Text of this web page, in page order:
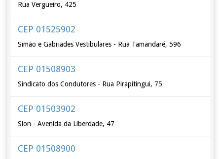
Rua Vergueiro, 425
CEP 01525902
Simão e Gabriades Vestibulares - Rua Tamandaré, 596
CEP 01508903
Sindicato dos Condutores - Rua Pirapitingui, 75
CEP 01503902
Sion - Avenida da Liberdade, 47
CEP 01508900